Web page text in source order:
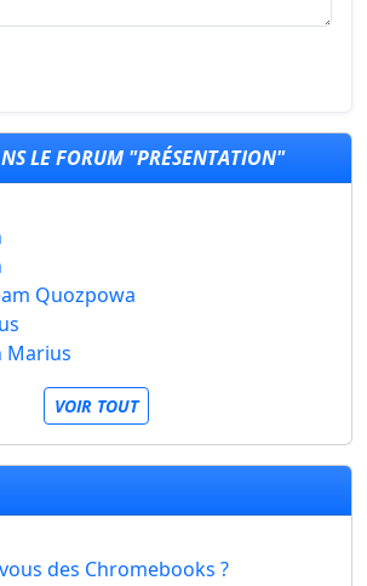
LE FORUM "PRÉSENTATION"
Quozpowa
Marius
VOIR TOUT
des Chromebooks ?